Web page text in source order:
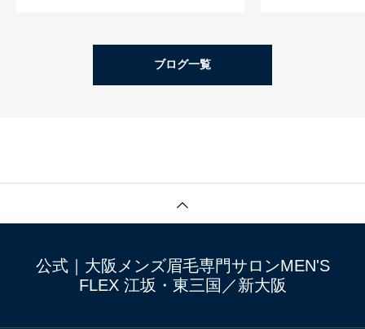
ブログ一覧
公式｜大阪メンズ眉毛専門サロンMEN'S
FLEX 江坂・東三国／新大阪